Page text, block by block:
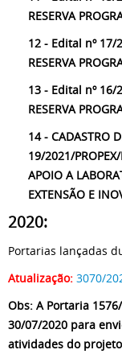
RESERVA
12 - Edital nº 17/
RESERVA
13 - Edital nº 16/
RESERVA
14 - CADASTRO
19/2021/
APOIO A
EXTENSÃO E
2020:
Portarias lançadas
Atualização: 3070/
Obs: A Portaria
30/07/2020 para
atividades do